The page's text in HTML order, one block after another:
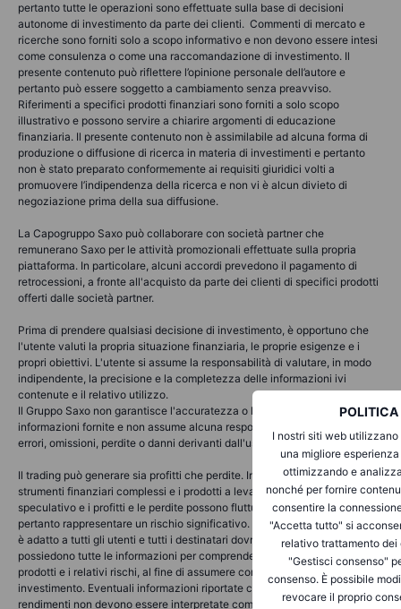
POLITICA
I nostri siti web
una migliore
ottimizzando e
nonché per fornire
consentire la
"Accetta tutto" si
relativo trattamento
"Gestisci consenso"
consenso. È possibile
revocare il proprio
pertanto tutte le operazioni sono effettuate sulla base di decisioni
autonome di investimento da parte dei clienti. Commenti di mercato e
ricerche sono forniti solo a scopo informativo e non devono essere intesi
come consulenza o come una raccomandazione di investimento. Il
presente contenuto può riflettere l’opinione personale dell’autore e
pertanto può essere soggetto a cambiamento senza preavviso.
Riferimenti a specifici prodotti finanziari sono forniti a solo scopo
illustrativo e possono servire a chiarire argomenti di educazione
finanziaria. Il presente contenuto non è assimilabile ad alcuna forma di
produzione o diffusione di ricerca in materia di investimenti e pertanto
non è stato preparato conformemente ai requisiti giuridici volti a
promuovere l’indipendenza della ricerca e non vi è alcun divieto di
negoziazione prima della sua diffusione.
La Capogruppo Saxo può collaborare con società partner che
remunerano Saxo per le attività promozionali effettuate sulla propria
piattaforma. In particolare, alcuni accordi prevedono il pagamento di
retrocessioni, a fronte all'acquisto da parte dei clienti di specifici prodotti
offerti dalle società partner.
Prima di prendere qualsiasi decisione di investimento, è opportuno che
l'utente valuti la propria situazione finanziaria, le proprie esigenze e i
propri obiettivi. L'utente si assume la responsabilità di valutare, in modo
indipendente, la precisione e la completezza delle informazioni ivi
contenute e il relativo utilizzo.
Il Gruppo Saxo non garantisce l'accuratezza o la completezza delle
informazioni fornite e non assume alcuna responsabilità per eventuali
errori, omissioni, perdite o danni derivanti dall'uso di queste informazioni.
Il trading può generare sia profitti che perdite. In particolare, il trading su
strumenti finanziari complessi e i prodotti a leva può essere molto
speculativo e i profitti e le perdite possono fluttuare rapidamente e
pertanto rappresentare un rischio significativo. Il trading speculativo non
è adatto a tutti gli utenti e tutti i destinatari dovrebbero valutare se
possiedono tutte le informazioni per comprendere il funzionamento di tali
prodotti e i relativi rischi, al fine di assumere consapevoli decisioni di
investimento. Eventuali informazioni riportate che si riferiscano a
rendimenti non devono essere interpretate come indicazioni di